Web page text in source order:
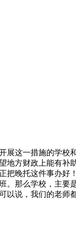
展这一措施的学校
地方财政上能有补
把晚托这件事办好
那么学校，主要
以说，我们的老师